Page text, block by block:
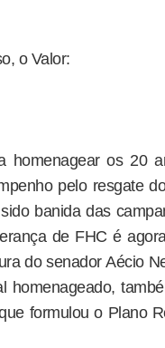
o Valor:
homenagear os 20
pelo resgate
banida das
de FHC é
do senador Aécio
homenageado,
formulou o Plano